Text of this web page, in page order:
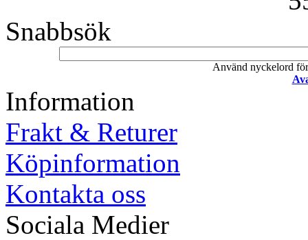
Snabbsök
Använd nyckelord
Information
Frakt & Returer
Köpinformation
Kontakta oss
Sociala Medier